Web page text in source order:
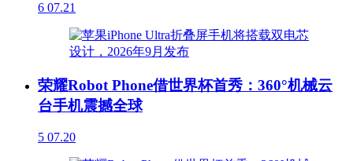
6 07.21
荣耀Robot Phone借世界杯首秀：360°机械云
台手机震撼全球
5 07.20